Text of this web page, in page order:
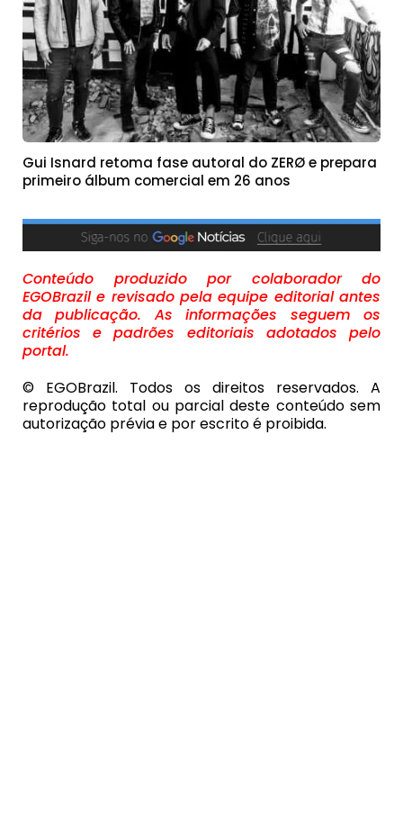
Gui Isnard retoma fase autoral do ZERØ e prepara
primeiro álbum comercial em 26 anos
Conteúdo produzido por colaborador do
EGOBrazil e revisado pela equipe editorial antes
da publicação. As informações seguem os
critérios e padrões editoriais adotados pelo
portal.
© EGOBrazil. Todos os direitos reservados. A
reprodução total ou parcial deste conteúdo sem
autorização prévia e por escrito é proibida.